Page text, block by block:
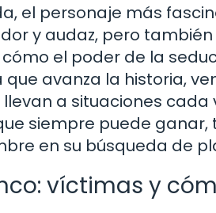
el personaje más
y audaz, pero
el poder de la
que avanza la historia,
a situaciones
siempre puede
en su búsqueda de
víctimas y